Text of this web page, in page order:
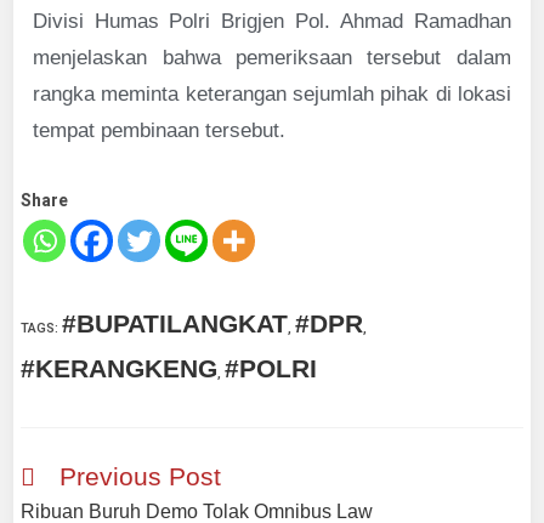
Divisi Humas Polri Brigjen Pol. Ahmad Ramadhan
menjelaskan bahwa pemeriksaan tersebut dalam
rangka meminta keterangan sejumlah pihak di lokasi
tempat pembinaan tersebut.
Share
TAGS:#BUPATILANGKAT, #DPR,
#KERANGKENG, #POLRI
Previous Post
Ribuan Buruh Demo Tolak Omnibus Law